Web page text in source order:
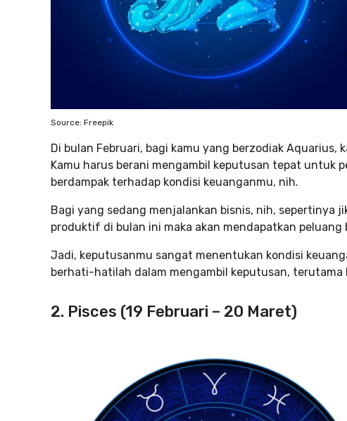
Source: Freepik
Di bulan Februari, bagi kamu yang berzodiak Aquarius,
Kamu harus berani mengambil keputusan tepat untuk
berdampak terhadap kondisi keuanganmu, nih.
Bagi yang sedang menjalankan bisnis, nih, sepertinya
produktif di bulan ini maka akan mendapatkan
Jadi, keputusanmu sangat menentukan kondisi
berhati-hatilah dalam mengambil keputusan, terutama
2. Pisces (19 Februari – 20 Maret)